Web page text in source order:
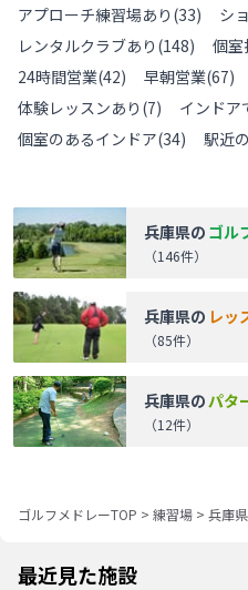
アプローチ練習場あり (33) シ
レンタルクラブあり (148) 個室
24時間営業(42) 早朝営業(67)
体験レッスンあり (7) インドア
個室のあるインドア(34) 駅近
兵庫県の ゴル
（146件）
兵庫県の レッ
（85件）
兵庫県のパタ
（12件）
ゴルフメドレーTOP > 練習場 > 兵庫県
最近見た施設